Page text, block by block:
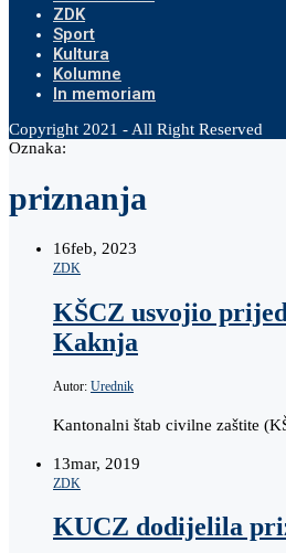
ZDK
Sport
Kultura
Kolumne
In memoriam
Copyright 2021 - All Right Reserved
Oznaka:
priznanja
16feb, 2023
ZDK
KŠCZ usvojio
Kaknja
Autor: Urednik
Kantonalni štab civilne zaštite
13mar, 2019
ZDK
KUCZ dodijelila